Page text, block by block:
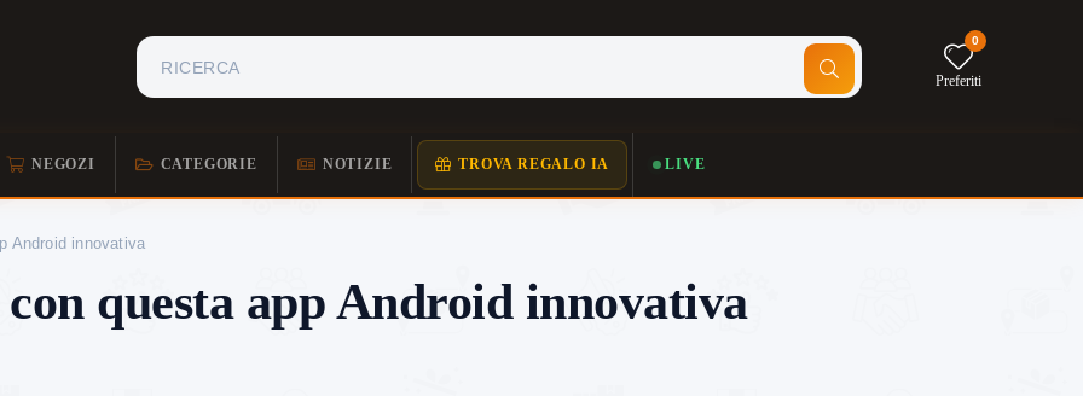
0
Preferiti
NEGOZI CATEGORIE NOTIZIE TROVA REGALO IA LIVE
Android innovativa
questa app Android innovativa